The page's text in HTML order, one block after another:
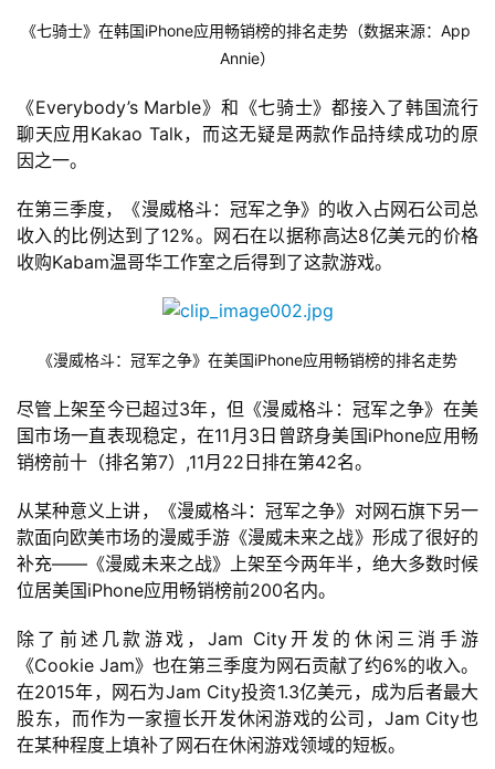
游
创
游
业
界
单
机
游
戏
休
游
戏
2
0
《七骑士》在韩国iPhone应用畅销榜的排名走势（数据来源：App
Annie）
《Everybody’s Marble》和《七骑士》都接入了韩国流行
聊天应用Kakao Talk，而这无疑是两款作品持续成功的原
因之一。
在第三季度，《漫威格斗：冠军之争》的收入占网石公司总
收入的比例达到了12%。网石在以据称高达8亿美元的价格
收购Kabam温哥华工作室之后得到了这款游戏。
《漫威格斗：冠军之争》在美国iPhone应用畅销榜的排名走势
尽管上架至今已超过3年，但《漫威格斗：冠军之争》在美
国市场一直表现稳定，在11月3日曾跻身美国iPhone应用畅
销榜前十（排名第7）,11月22日排在第42名。
从某种意义上讲，《漫威格斗：冠军之争》对网石旗下另一
款面向欧美市场的漫威手游《漫威未来之战》形成了很好的
补充——《漫威未来之战》上架至今两年半，绝大多数时候
位居美国iPhone应用畅销榜前200名内。
除了前述几款游戏，Jam City开发的休闲三消手游
《Cookie Jam》也在第三季度为网石贡献了约6%的收入。
在2015年，网石为Jam City投资1.3亿美元，成为后者最大
股东，而作为一家擅长开发休闲游戏的公司，Jam City也
在某种程度上填补了网石在休闲游戏领域的短板。